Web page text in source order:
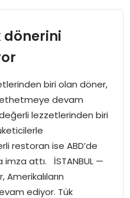
dönerini
biri olan döner,
fethetmeye devam
lezzetlerinden biri
restoran ise ABD’de
imza attı. İSTANBUL —
Amerikalıların
ediyor. Tük